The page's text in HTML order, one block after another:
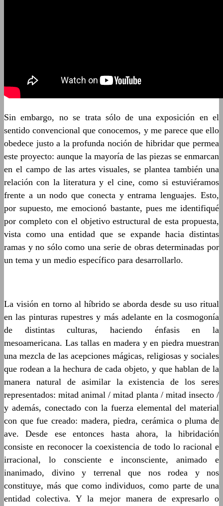
Sin embargo, no se trata sólo de una exposición en el
sentido convencional que conocemos, y me parece que ello
obedece justo a la profunda noción de hibridar que permea
este proyecto: aunque la mayoría de las piezas se enmarcan
en el campo de las artes visuales, se plantea también una
relación con la literatura y el cine, como si estuviéramos
frente a un nodo que conecta y entrama lenguajes. Esto,
por supuesto, me emocionó bastante, pues me identifiqué
por completo con el objetivo estructural de esta propuesta,
vista como una entidad que se expande hacia distintas
ramas y no sólo como una serie de obras determinadas por
un tema y un medio específico para desarrollarlo.
La visión en torno al híbrido se aborda desde su uso ritual
en las pinturas rupestres y más adelante en la cosmogonía
de distintas culturas, haciendo énfasis en la
mesoamericana. Las tallas en madera y en piedra muestran
una mezcla de las acepciones mágicas, religiosas y sociales
que rodean a la hechura de cada objeto, y que hablan de la
manera natural de asimilar la existencia de los seres
representados: mitad animal / mitad planta / mitad insecto /
y además, conectado con la fuerza elemental del material
con que fue creado: madera, piedra, cerámica o pluma de
ave. Desde ese entonces hasta ahora, la hibridación
consiste en reconocer la coexistencia de todo lo racional e
irracional, lo consciente e inconsciente, animado e
inanimado, divino y terrenal que nos rodea y nos
constituye, más que como individuos, como parte de una
entidad colectiva. Y la mejor manera de expresarlo o